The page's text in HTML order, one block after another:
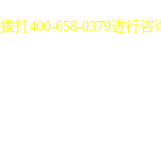
400-658-0379进行